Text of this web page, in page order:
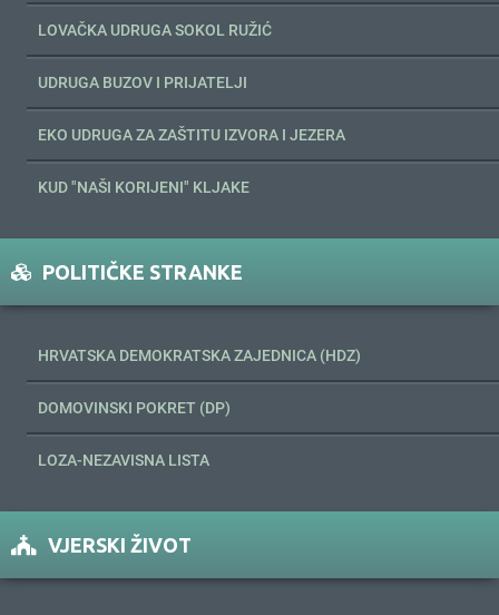
LOVAČKA UDRUGA SOKOL RUŽIĆ
UDRUGA BUZOV I PRIJATELJI
EKO UDRUGA ZA ZAŠTITU IZVORA I JEZERA
KUD "NAŠI KORIJENI" KLJAKE
POLITIČKE STRANKE
HRVATSKA DEMOKRATSKA ZAJEDNICA (HDZ)
DOMOVINSKI POKRET (DP)
LOZA-NEZAVISNA LISTA
VJERSKI ŽIVOT